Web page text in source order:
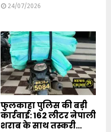
24/07/2026
फुलकाहा पुलिस की बड़ी
कार्रवाई: 162 लीटर नेपाली
शराब के साथ तस्करी...